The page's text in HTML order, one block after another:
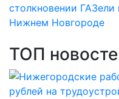
столкновении ГАЗели
Нижнем Новгороде
ТОП